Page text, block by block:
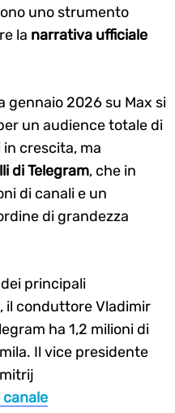
uno strumento
la narrativa ufficiale
gennaio 2026 su Max si
un audience totale di
crescita, ma
di Telegram, che in
di canali e un
di grandezza
principali
il conduttore Vladimir
ha 1,2 milioni di
Il vice presidente